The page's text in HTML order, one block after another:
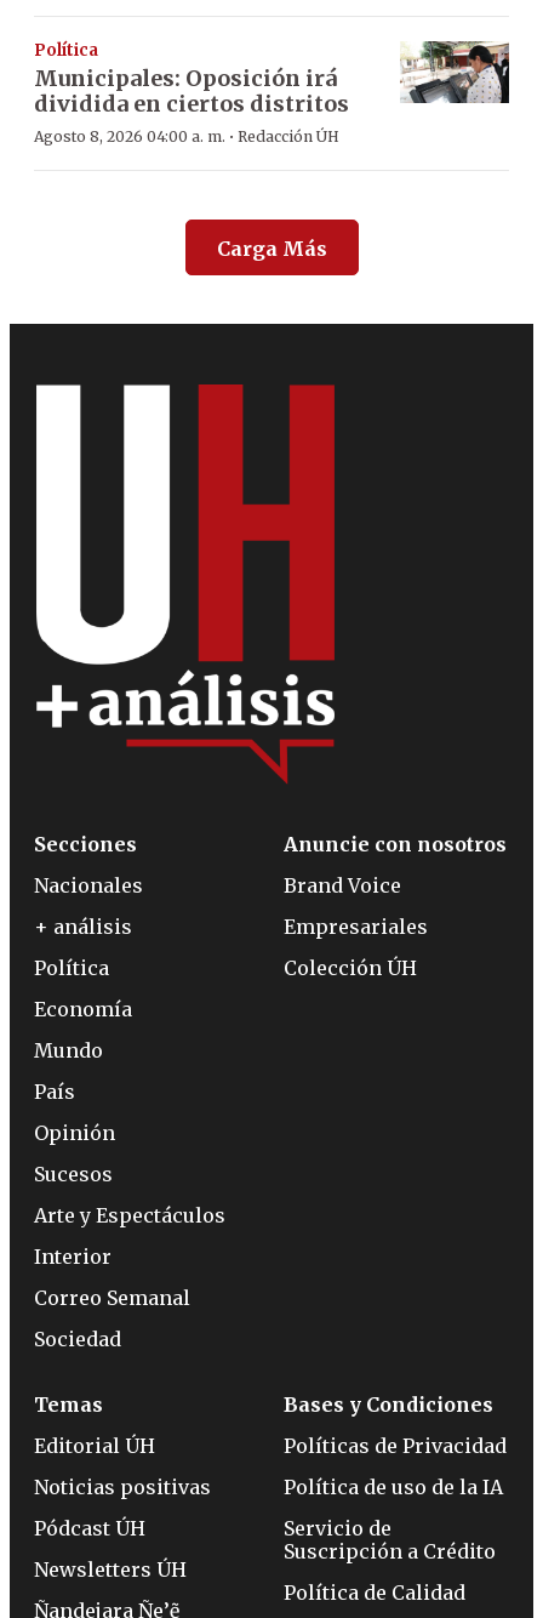
Política
Municipales: Oposición irá
dividida en ciertos distritos
Agosto 8, 2026 04:00 a. m. · Redacción ÚH
Carga Más
Secciones
Nacionales
+ análisis
Política
Economía
Mundo
País
Opinión
Sucesos
Arte y Espectáculos
Interior
Correo Semanal
Sociedad
Anuncie con nosotros
Brand Voice
Empresariales
Colección ÚH
Temas
Editorial ÚH
Noticias positivas
Pódcast ÚH
Newsletters ÚH
Ñandejara Ñe’ẽ
Bases y Condiciones
Políticas de Privacidad
Política de uso de la IA
Servicio de
Suscripción a Crédito
Política de Calidad